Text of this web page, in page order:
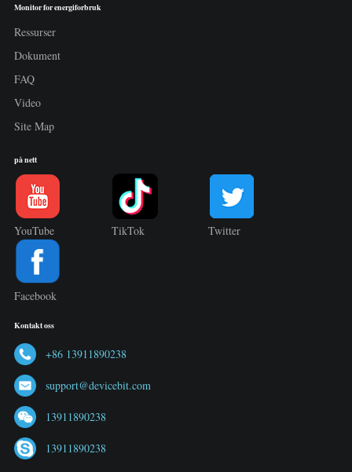
Monitor for energiforbruk
Ressurser
Dokument
FAQ
Video
Site Map
på nett
YouTube TikTok Twitter
Facebook
Kontakt oss
+86 13911890238
support@devicebit.com
13911890238
13911890238